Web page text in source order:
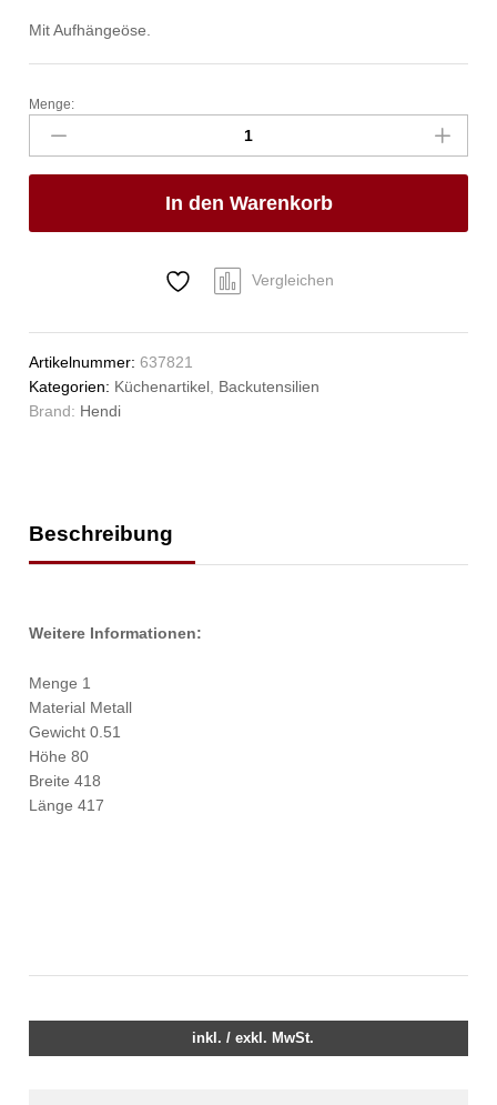
Mit Aufhängeöse.
Backsieb,
rund,
HENDI,
für
ø410x(H)80mm
Menge:
In den Warenkorb
Vergleichen
Artikelnummer:637821
Kategorien: Küchenartikel Backutensilien
Brand: Hendi
Beschreibung
Weitere Informationen:
Menge 1
Material Metall
Gewicht 0.51
Höhe 80
Breite 418
Länge 417
inkl. / exkl. MwSt.